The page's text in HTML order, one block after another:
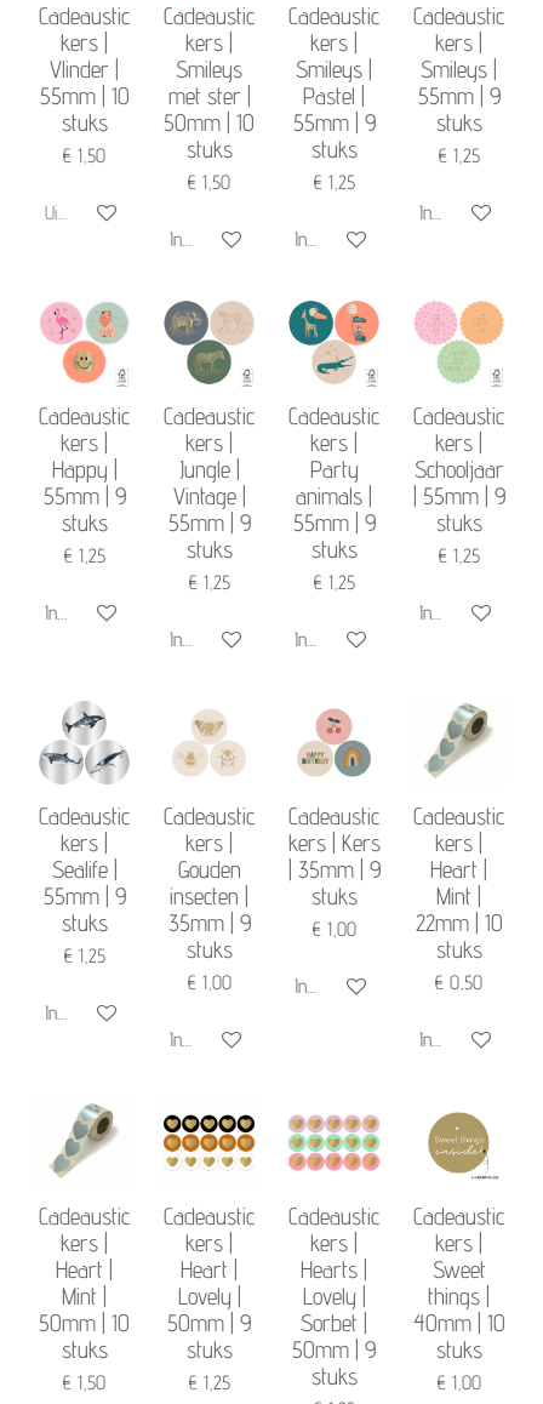
Cadeaustic
kers |
Vlinder |
55mm | 10
stuks
€ 1,50
Uitverkocht
Cadeaustic
kers |
Smileys
met ster |
50mm | 10
stuks
€ 1,50
In winkelwagen
Cadeaustic
kers |
Smileys |
Pastel |
55mm | 9
stuks
€ 1,25
In winkelwagen
Cadeaustic
kers |
Smileys |
55mm | 9
stuks
€ 1,25
In winkelwagen
Cadeaustic
kers |
Happy |
55mm | 9
stuks
€ 1,25
In winkelwagen
Cadeaustic
kers |
Jungle |
Vintage |
55mm | 9
stuks
€ 1,25
In winkelwagen
Cadeaustic
kers |
Party
animals |
55mm | 9
stuks
€ 1,25
In winkelwagen
Cadeaustic
kers |
Schooljaar
| 55mm | 9
stuks
€ 1,25
In winkelwagen
Cadeaustic
kers |
Sealife |
55mm | 9
stuks
€ 1,25
In winkelwagen
Cadeaustic
kers |
Gouden
insecten |
35mm | 9
stuks
€ 1,00
In winkelwagen
Cadeaustic
kers | Kers
| 35mm | 9
stuks
€ 1,00
In winkelwagen
Cadeaustic
kers |
Heart |
Mint |
22mm | 10
stuks
€ 0,50
In winkelwagen
Cadeaustic
kers |
Heart |
Mint |
50mm | 10
stuks
€ 1,50
Cadeaustic
kers |
Heart |
Lovely |
50mm | 9
stuks
€ 1,25
Cadeaustic
kers |
Hearts |
Lovely |
Sorbet |
50mm | 9
stuks
Cadeaustic
kers |
Sweet
things |
40mm | 10
stuks
€ 1,00